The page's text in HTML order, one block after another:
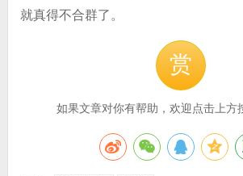
就真得不合群了。
赏
如果文章对你有帮助，欢迎点击上方